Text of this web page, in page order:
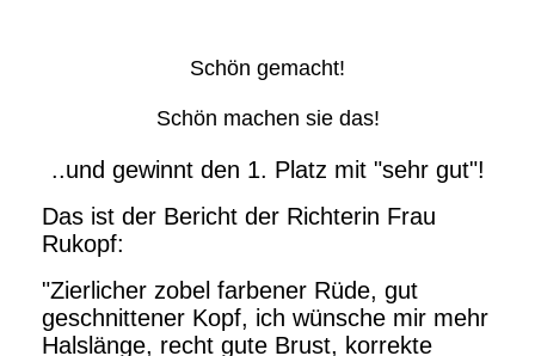
Schön gemacht!
Schön machen sie das!
..und gewinnt den 1. Platz mit "sehr gut"!
Das ist der Bericht der Richterin Frau
Rukopf:
"Zierlicher zobel farbener Rüde, gut
geschnittener Kopf, ich wünsche mir mehr
Halslänge, recht gute Brust, korrekte